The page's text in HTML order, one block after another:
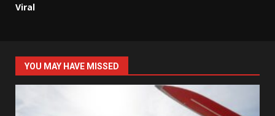
Viral
YOU MAY HAVE MISSED